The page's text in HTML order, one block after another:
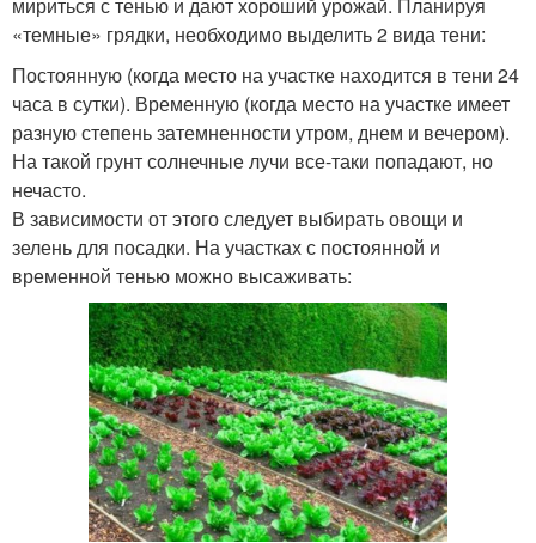
«темные» грядки, необходимо выделить 2 вида тени:
Постоянную (когда место на участке находится в тени 24
часа в сутки). Временную (когда место на участке имеет
разную степень затемненности утром, днем и вечером).
На такой грунт солнечные лучи все-таки попадают, но
нечасто.
В зависимости от этого следует выбирать овощи и
зелень для посадки. На участках с постоянной и
временной тенью можно высаживать: